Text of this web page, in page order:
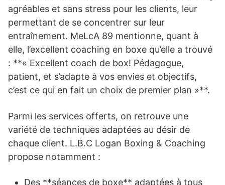
agréables et sans stress pour les clients, leur
permettant de se concentrer sur leur
entraînement. MeLcA 89 mentionne, quant à
elle, l’excellent coaching en boxe qu’elle a trouvé
: **« Excellent coach de box! Pédagogue,
patient, et s’adapte à vos envies et objectifs,
c’est ce qui en fait un choix de premier plan »**.
Parmi les services offerts, on retrouve une
variété de techniques adaptées au désir de
chaque client. L.B.C Logan Boxing & Coaching
propose notamment :
Des **séances de boxe** adaptées à tous